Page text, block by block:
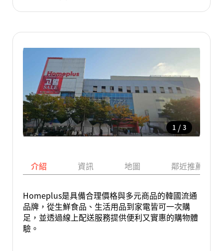
1 / 3
介紹 資訊 地圖 鄰近推薦景點
Homeplus是具備合理價格與多元商品的韓國流通
品牌，從生鮮食品、生活用品到家電皆可一次購
足，並透過線上配送服務提供便利又實惠的購物體
驗。